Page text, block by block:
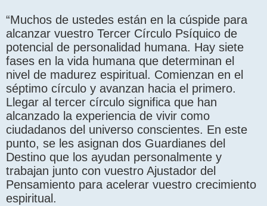
“Muchos de ustedes están en la cúspide para
alcanzar vuestro Tercer Círculo Psíquico de
potencial de personalidad humana. Hay siete
fases en la vida humana que determinan el
nivel de madurez espiritual. Comienzan en el
séptimo círculo y avanzan hacia el primero.
Llegar al tercer círculo significa que han
alcanzado la experiencia de vivir como
ciudadanos del universo conscientes. En este
punto, se les asignan dos Guardianes del
Destino que los ayudan personalmente y
trabajan junto con vuestro Ajustador del
Pensamiento para acelerar vuestro crecimiento
espiritual.